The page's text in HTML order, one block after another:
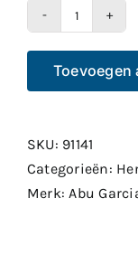
Garcia
Ike
862
XH
50-
Toevoegen
SKU: 91141
Categorieën:
Merk:Abu